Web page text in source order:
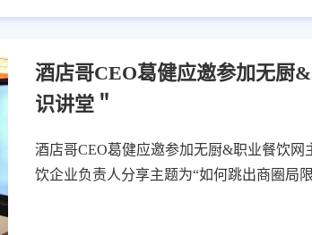
酒店哥CEO葛健应邀参加无厨
识讲堂＂
酒店哥CEO葛健应邀参加无厨&职业餐饮
饮企业负责人分享主题为“如何跳出商圈局